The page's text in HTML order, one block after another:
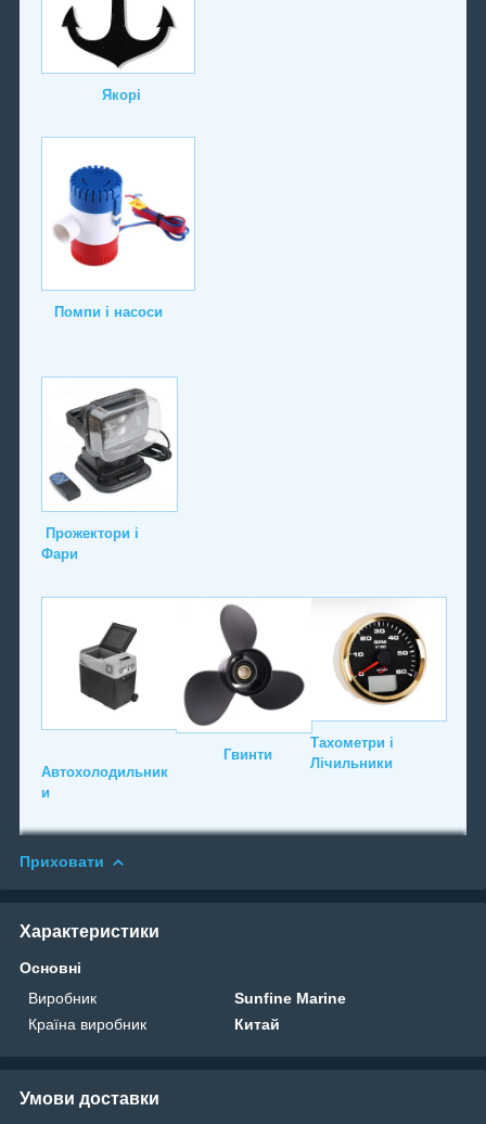
Якорі
Помпи і насоси
Прожектори і
Фари
Автохолодильник
и
Гвинти
Тахометри і
Лічильники
Приховати
Характеристики
Основні
Виробник
Sunfine Marine
Країна виробник
Китай
Умови доставки